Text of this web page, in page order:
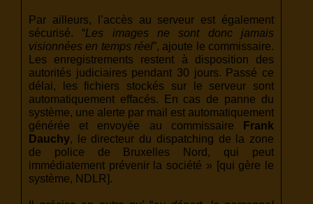
Par ailleurs, l’accès au serveur est également
sécurisé. “Les images ne sont donc jamais
visionnées en temps réel”, ajoute le commissaire.
Les enregistrements restent à disposition des
autorités judiciaires pendant 30 jours. Passé ce
délai, les fichiers stockés sur le serveur sont
automatiquement effacés. En cas de panne du
système, une alerte par mail est automatiquement
générée et envoyée au commissaire
Frank
Dauchy, le directeur du dispatching de la zone
de police de Bruxelles Nord, qui peut
immédiatement prévenir la société » [qui gère le
système, NDLR].